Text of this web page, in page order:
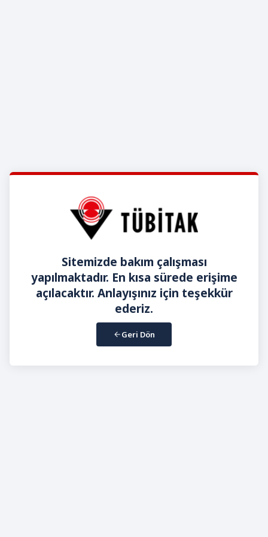
Sitemizde bakım çalışması
yapılmaktadır. En kısa sürede erişime
açılacaktır. Anlayışınız için teşekkür
ederiz.
Geri Dön